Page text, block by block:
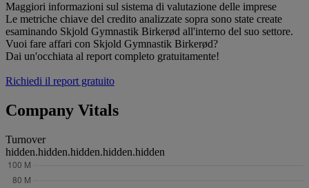
Maggiori informazioni sul sistema di valutazione delle imprese
Le metriche chiave del credito analizzate sopra sono state create
esaminando Skjold Gymnastik Birkerød all'interno del suo settore.
Vuoi fare affari con Skjold Gymnastik Birkerød?
Dai un'occhiata al report completo gratuitamente!
Richiedi il report gratuito
Company Vitals
Turnover
hidden.hidden.hidden.hidden.hidden